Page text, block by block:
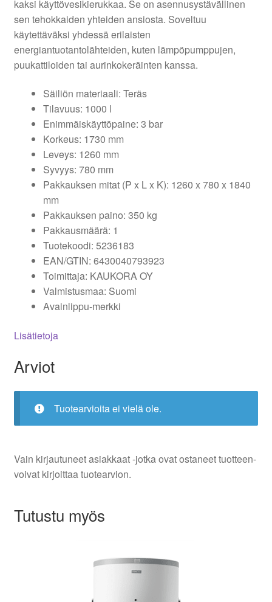
kaksi käyttövesikierukkaa. Se on asennusystävällinen
sen tehokkaiden yhteiden ansiosta. Soveltuu
käytettäväksi yhdessä erilaisten
energiantuotantolähteiden, kuten lämpöpumppujen,
puukattiloiden tai aurinkokeräinten kanssa.
Säiliön materiaali: Teräs
Tilavuus: 1000 l
Enimmäiskäyttöpaine: 3 bar
Korkeus: 1730 mm
Leveys: 1260 mm
Syvyys: 780 mm
Pakkauksen mitat (P x L x K): 1260 x 780 x 1840
mm
Pakkauksen paino: 350 kg
Pakkausmäärä: 1
Tuotekoodi: 5236183
EAN/GTIN: 6430040793923
Toimittaja: KAUKORA OY
Valmistusmaa: Suomi
Avainlippu-merkki
Lisätietoja
Arviot
Tuotearvioita ei vielä ole.
Vain kirjautuneet asiakkaat -jotka ovat ostaneet tuotteen-
voivat kirjoittaa tuotearvion.
Tutustu myös